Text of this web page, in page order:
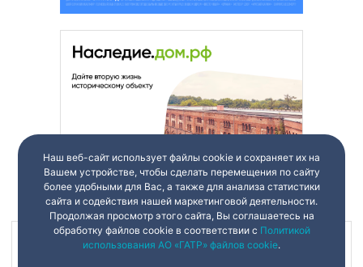
Наш канал в
Наш веб-сайт использует файлы cookie и сохраняет их на
Вашем устройстве, чтобы сделать перемещения по сайту
более удобными для Вас, а также для анализа статистики
сайта и содействия нашей маркетинговой деятельности.
Продолжая просмотр этого сайта, Вы соглашаетесь на
обработку файлов cookie в соответствии с Политикой
использования АО «ГАТР» файлов cookie.